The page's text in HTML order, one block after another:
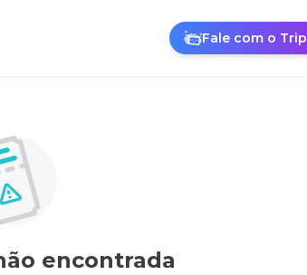
Fale com o Trip
encontrada